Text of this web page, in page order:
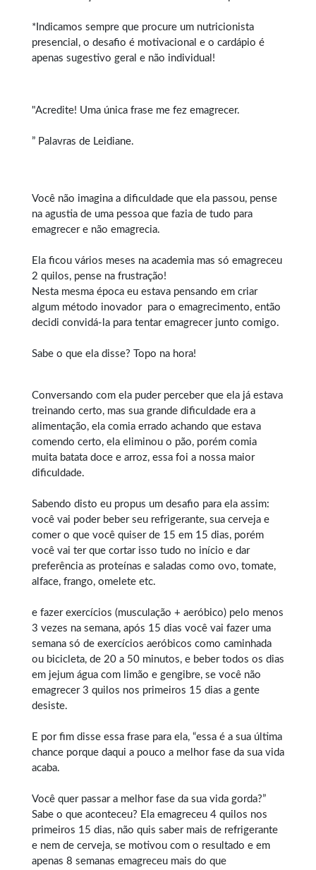
*Indicamos sempre que procure um nutricionista
presencial, o desafio é motivacional e o cardápio é
apenas sugestivo geral e não individual!
"Acredite! Uma única frase me fez emagrecer.
” Palavras de Leidiane.
Você não imagina a dificuldade que ela passou, pense
na agustia de uma pessoa que fazia de tudo para
emagrecer e não emagrecia.
Ela ficou vários meses na academia mas só emagreceu
2 quilos, pense na frustração!
Nesta mesma época eu estava pensando em criar
algum método inovador para o emagrecimento, então
decidi convidá-la para tentar emagrecer junto comigo.
Sabe o que ela disse? Topo na hora!
Conversando com ela puder perceber que ela já estava
treinando certo, mas sua grande dificuldade era a
alimentação, ela comia errado achando que estava
comendo certo, ela eliminou o pão, porém comia
muita batata doce e arroz, essa foi a nossa maior
dificuldade.
Sabendo disto eu propus um desafio para ela assim:
você vai poder beber seu refrigerante, sua cerveja e
comer o que você quiser de 15 em 15 dias, porém
você vai ter que cortar isso tudo no início e dar
preferência as proteínas e saladas como ovo, tomate,
alface, frango, omelete etc.
e fazer exercícios (musculação + aeróbico) pelo menos
3 vezes na semana, após 15 dias você vai fazer uma
semana só de exercícios aeróbicos como caminhada
ou bicicleta, de 20 a 50 minutos, e beber todos os dias
em jejum água com limão e gengibre, se você não
emagrecer 3 quilos nos primeiros 15 dias a gente
desiste.
E por fim disse essa frase para ela, “essa é a sua última
chance porque daqui a pouco a melhor fase da sua vida
acaba.
Você quer passar a melhor fase da sua vida gorda?”
Sabe o que aconteceu? Ela emagreceu 4 quilos nos
primeiros 15 dias, não quis saber mais de refrigerante
e nem de cerveja, se motivou com o resultado e em
apenas 8 semanas emagreceu mais do que